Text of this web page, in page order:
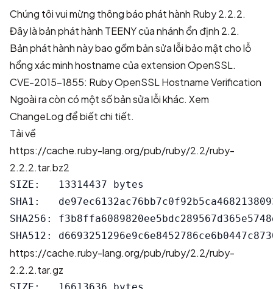
Chúng tôi vui mừng thông báo phát hành Ruby 2.2.2.
Đây là bản phát hành TEENY của nhánh ổn định 2.2.
Bản phát hành này bao gồm bản sửa lỗi bảo mật cho lỗ
hổng xác minh hostname của extension OpenSSL.
CVE-2015-1855: Ruby OpenSSL Hostname Verification
Ngoài ra còn có một số bản sửa lỗi khác. Xem
ChangeLog để biết chi tiết.
Tải về
https://cache.ruby-lang.org/pub/ruby/2.2/ruby-
2.2.2.tar.bz2
SIZE:   13314437 bytes
SHA1:
SHA256:
https://cache.ruby-lang.org/pub/ruby/2.2/ruby-
2.2.2.tar.gz